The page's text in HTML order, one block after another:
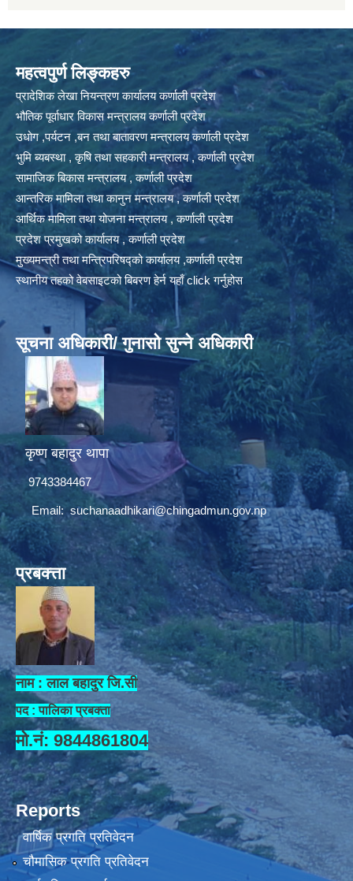
महत्वपुर्ण लिङ्कहरु
प्रादेशिक लेखा नियन्त्रण कार्यालय कर्णाली प्रदेश
भौतिक पूर्वाधार विकास मन्त्रालय कर्णाली प्रदेश
उधोग ,पर्यटन ,बन तथा बातावरण मन्त्रालय कर्णाली प्रदेश
भुमि ब्यबस्था , कृषि तथा सहकारी मन्त्रालय , कर्णाली प्रदेश
सामाजिक बिकास मन्त्रालय , कर्णाली प्रदेश
आन्तरिक मामिला तथा कानुन मन्त्रालय , कर्णाली प्रदेश
आर्थिक मामिला तथा योजना मन्त्रालय , कर्णाली प्रदेश
प्रदेश प्रमुखको कार्यालय , कर्णाली प्रदेश
मुख्यमन्त्री तथा मन्त्रिपरिषद्को कार्यालय ,कर्णाली प्रदेश
स्थानीय तहको वेबसाइटको बिबरण हेर्न यहाँ click गर्नुहोस
सूचना अधिकारी/ गुनासो सुन्ने अधिकारी
कृष्ण बहादुर थापा
9743384467
Email:suchanaadhikari@chingadmun.gov.np
प्रबक्त्ता
नाम : लाल बहादुर जि.सी
पद : पालिका प्रबक्ता
मो.नं: 9844861804
Reports
वार्षिक प्रगति प्रतिवेदन
चौमासिक प्रगति प्रतिवेदन